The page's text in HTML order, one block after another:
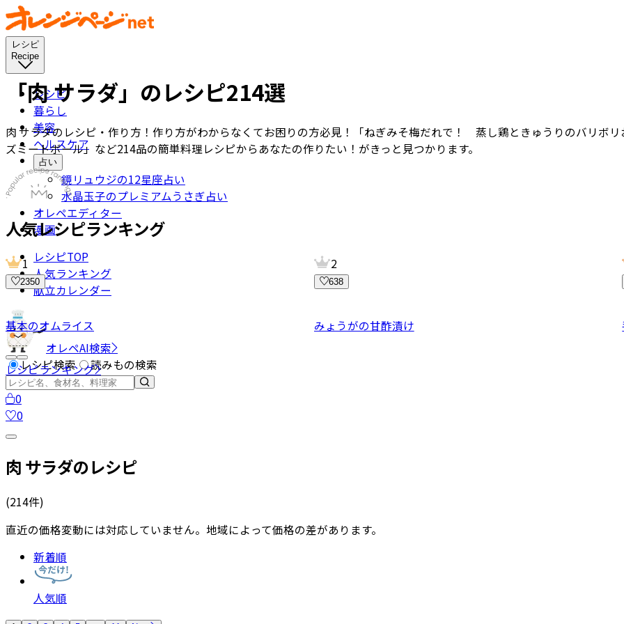
レシピ
Recipe
レシピ
暮らし
美容
ヘルスケア
占い
鏡リュウジの12星座占い
水晶玉子のプレミアムうさぎ占い
オレペエディター
漫画
レシピTOP
人気ランキング
献立カレンダー
オレペAI検索
レシピ検索
読みもの検索
0
0
「肉 サラダ」のレシピ214選
肉 サラダのレシピ・作り方！ 作り方がわからなくてお困りの方必見！
「ねぎみそ梅だれで！ 蒸し鶏ときゅうりのバリボ
ズミートボール」 など214品の簡単料理レシピからあなたの作りたい！がきっと見つかります。
人気レシピランキング
1
2350
基本のオムライス
2
638
みょうがの甘酢漬け
レシピランキング
肉 サラダのレシピ
(214件)
直近の価格変動には対応していません。地域によって価格の差があります。
新着順
人気順